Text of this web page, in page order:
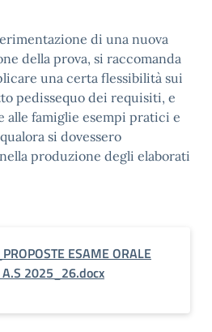
di una nuova
della prova, si raccomanda
una certa flessibilità sui
pedissequo dei requisiti, e
alle famiglie esempi pratici e
si dovessero
produzione degli elaborati
ESAME ORALE
A.S 2025_26.docx